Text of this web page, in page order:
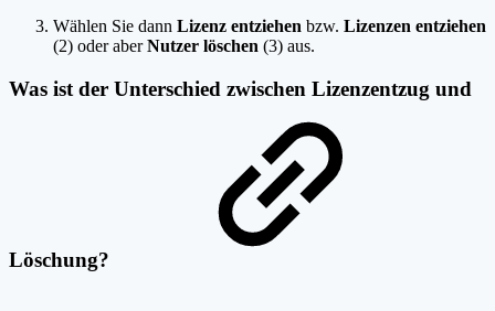
Wählen Sie dann Lizenz entziehen bzw. Lizenzen entziehen
(2) oder aberNutzer löschen (3) aus.
Was ist der Unterschied zwischen Lizenzentzug und
Löschung?